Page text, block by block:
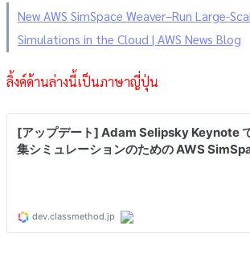
New AWS SimSpace Weaver–Run Large-
Simulations in the Cloud | AWS News Blog
ลิ้งค์ด้านล่างนี้เป็นภาษาญี่ปุ่น